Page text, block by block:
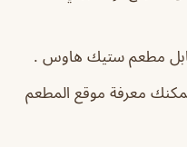
مطعم ستيك هاوس .
معرفة موقع المطعم